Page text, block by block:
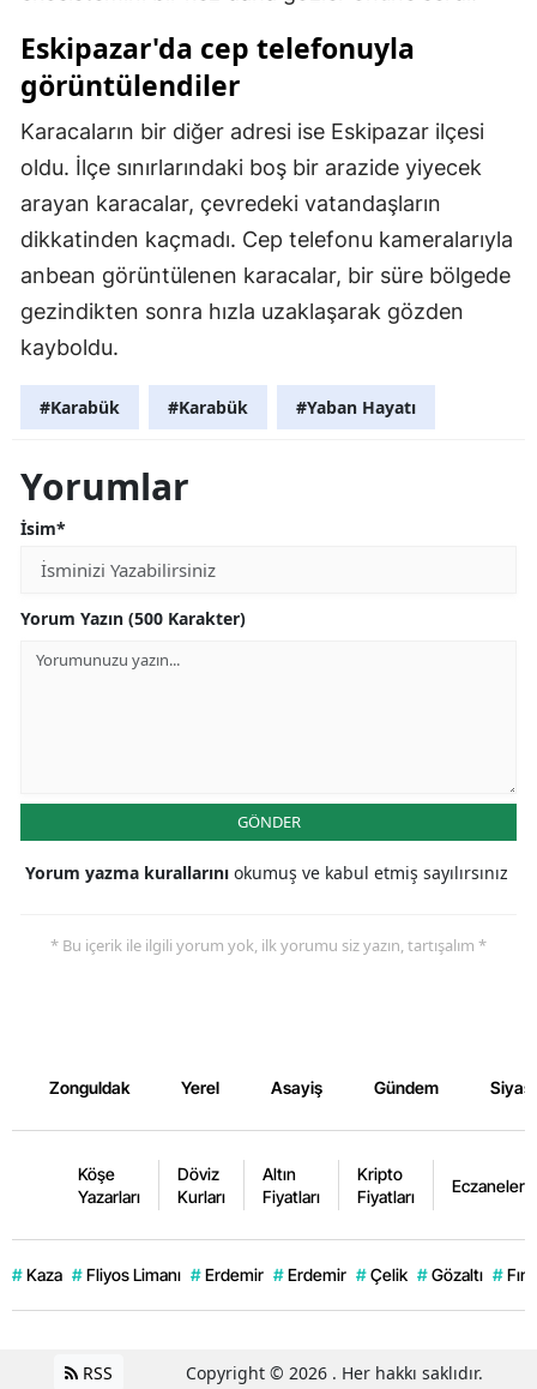
Eskipazar'da cep telefonuyla
görüntülendiler
Karacaların bir diğer adresi ise Eskipazar ilçesi
oldu. İlçe sınırlarındaki boş bir arazide yiyecek
arayan karacalar, çevredeki vatandaşların
dikkatinden kaçmadı. Cep telefonu kameralarıyla
anbean görüntülenen karacalar, bir süre bölgede
gezindikten sonra hızla uzaklaşarak gözden
kayboldu.
#Karabük #Karabük #Yaban Hayatı
Yorumlar
İsim*
Yorum Yazın (500 Karakter)
GÖNDER
Yorum yazma kurallarını okumuş ve kabul etmiş sayılırsınız
* Bu içerik ile ilgili yorum yok, ilk yorumu siz yazın, tartışalım *
Zonguldak Yerel Asayiş Gündem
Köşe
Yazarları
Döviz
Kurları
Altın
Fiyatları
Kripto
Fiyatları
Eczaneler
# Kaza # Fliyos Limanı # Erdemir # Erdemir # Çelik # Gözaltı #
RSS Copyright © 2026 . Her hakkı saklıdır.